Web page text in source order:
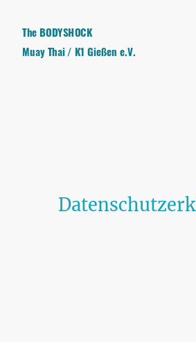
The BODYSHOCK
Muay Thai / K1 Gießen e.V.